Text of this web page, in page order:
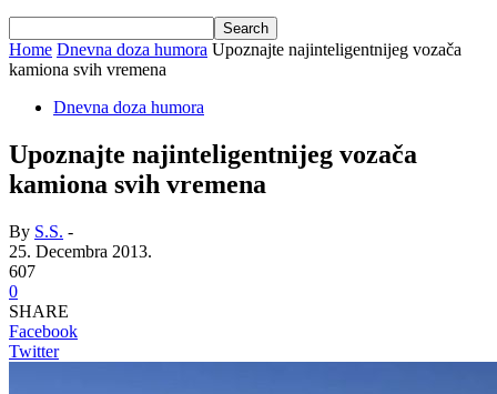
Home Dnevna doza humora Upoznajte najinteligentnijeg vozača
kamiona svih vremena
Dnevna doza humora
Upoznajte najinteligentnijeg vozača
kamiona svih vremena
By S.S. -
25. Decembra 2013.
607
0
SHARE
Facebook
Twitter